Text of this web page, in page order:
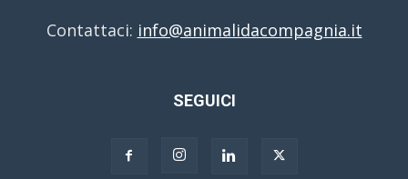
Contattaci: info@animalidacompagnia.it
SEGUICI